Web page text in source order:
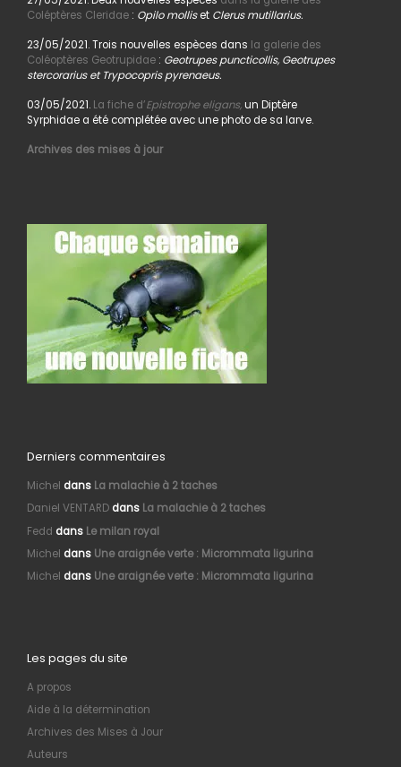
Coléptères Cleridae: Opilo molliset Clerus mutillarius.
23/05/2021. Trois nouvelles espèces dans la galerie des
Coléoptères Geotrupidae: Geotrupes puncticollis, Geotrupes
stercorarius et Trypocopris pyrenaeus.
03/05/2021. La fiche d’Epistrophe eligans,un Diptère
Syrphidae a été complétée avec une photo de sa larve.
Archives des mises à jour
Derniers commentaires
Michel dans La malachie à 2 taches
Daniel VENTARDdans La malachie à 2 taches
Fedd dans Le milan royal
Michel dans Une araignée verte : Micrommata ligurina
Michel dans Une araignée verte : Micrommata ligurina
Les pages du site
A propos
Aide à la détermination
Archives des Mises à Jour
Auteurs